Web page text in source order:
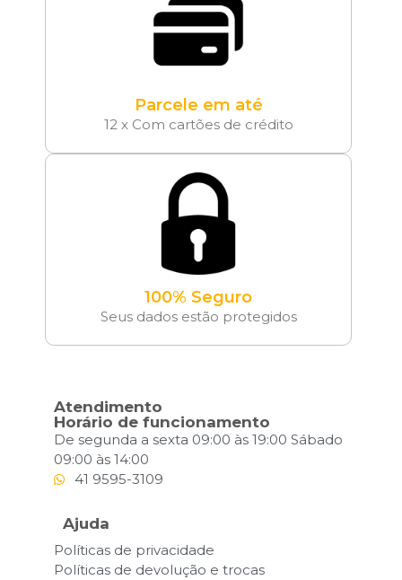
Parcele em até
12 x Com cartões de crédito
100% Seguro
Seus dados estão protegidos
Atendimento
Horário de funcionamento
De segunda a sexta 09:00 às 19:00 Sábado
09:00 às 14:00
41 9595-3109
Ajuda
Políticas de privacidade
Políticas de devolução e trocas